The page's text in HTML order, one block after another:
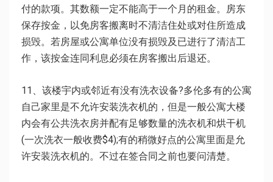
付的款项。其数额一定不能高于一个月的租金。房东
保存按金，以免房客搬离时不清洁住处或对住所造成
损毁。若房屋或公寓单位没有损毁及已进行了清洁工
作，该按金连同利息必须在房客搬出后退还。
11、该楼宇内或邻近有没有洗衣设备?多伦多有的公寓
自己家里是不允许安装洗衣机的，但是一般公寓大楼
内会有公共洗衣房并配有足够数量的洗衣机和烘干机
(一次洗衣一般收费$4);有的稍微好点的公寓里面是允
许安装洗衣机的。不过在签合同之前也要问清楚。